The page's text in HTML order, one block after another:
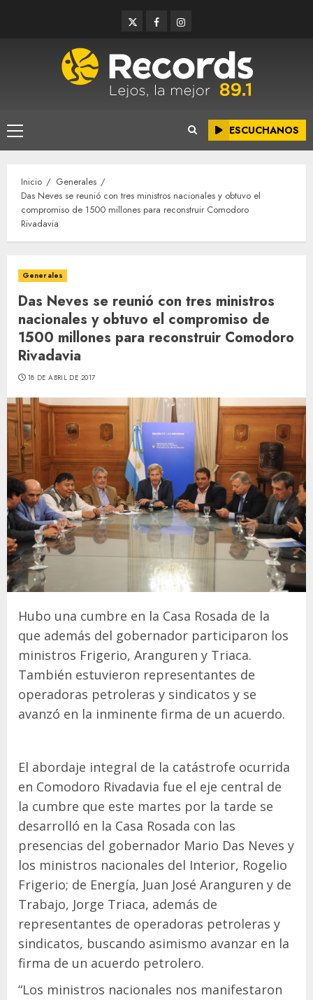
TwitterFacebookInstagram
Menú
principal
ESCUCHANOS
Inicio
Generales
Das Neves se reunió con tres ministros nacionales y obtuvo el
compromiso de 1500 millones para reconstruir Comodoro
Rivadavia
Generales
Das Neves se reunió con tres ministros
nacionales y obtuvo el compromiso de
1500 millones para reconstruir Comodoro
Rivadavia
18 DE ABRIL DE 2017
Hubo una cumbre en la Casa Rosada de la
que además del gobernador participaron los
ministros Frigerio, Aranguren y Triaca.
También estuvieron representantes de
operadoras petroleras y sindicatos y se
avanzó en la inminente firma de un acuerdo.
El abordaje integral de la catástrofe ocurrida
en Comodoro Rivadavia fue el eje central de
la cumbre que este martes por la tarde se
desarrolló en la Casa Rosada con las
presencias del gobernador Mario Das Neves y
los ministros nacionales del Interior, Rogelio
Frigerio; de Energía, Juan José Aranguren y de
Trabajo, Jorge Triaca, además de
representantes de operadoras petroleras y
sindicatos, buscando asimismo avanzar en la
firma de un acuerdo petrolero.
“Los ministros nacionales nos manifestaron